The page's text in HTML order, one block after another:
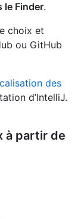
le Finder.
choix et
ou GitHub
des
d’IntelliJ.
à partir de